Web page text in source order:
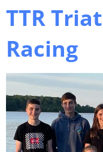
TTR
Racing